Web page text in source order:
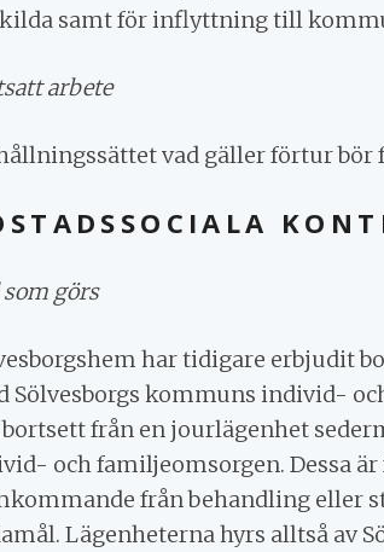
samt för inflyttning till
arbete
vad gäller förtur
som görs
har tidigare erbjudit
Sölvesborgs kommuns individ-
från en jourlägenhet
och familjeomsorgen. Dessa är
från behandling eller
Lägenheterna hyrs alltså av